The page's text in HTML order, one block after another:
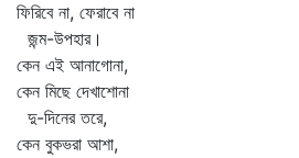
ফিরিবে না, ফেরাবে না
জন্ম-উপহার।
কেন এই আনাগোনা,
কেন মিছে দেখাশোনা
দু-দিনের তরে,
কেন বুকভরা আশা,